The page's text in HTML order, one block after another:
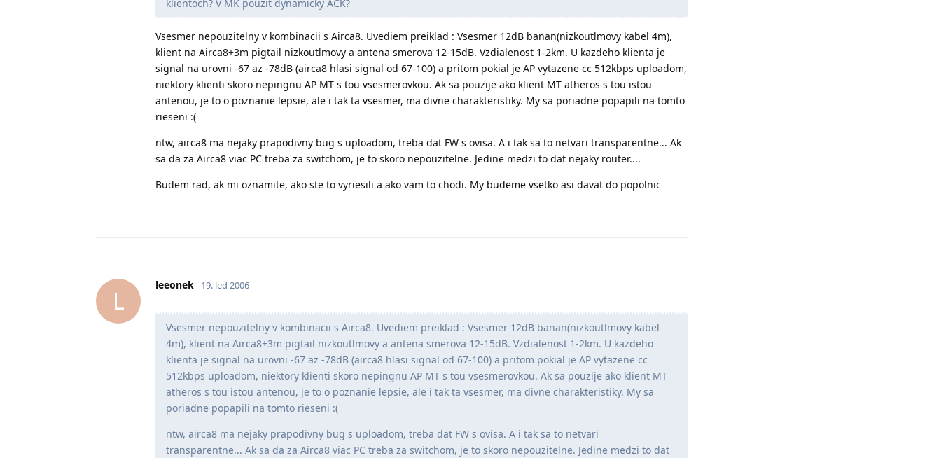
klientoch? V MK pouzit dynamicky ACK?
Vsesmer nepouzitelny v kombinacii s Airca8. Uvediem preiklad : Vsesmer 12dB banan(nizkoutlmovy kabel 4m),
klient na Airca8+3m pigtail nizkoutlmovy a antena smerova 12-15dB. Vzdialenost 1-2km. U kazdeho klienta je
signal na urovni -67 az -78dB (airca8 hlasi signal od 67-100) a pritom pokial je AP vytazene cc 512kbps uploadom,
niektory klienti skoro nepingnu AP MT s tou vsesmerovkou. Ak sa pouzije ako klient MT atheros s tou istou
antenou, je to o poznanie lepsie, ale i tak ta vsesmer, ma divne charakteristiky. My sa poriadne popapili na tomto
rieseni :(
ntw, airca8 ma nejaky prapodivny bug s uploadom, treba dat FW s ovisa. A i tak sa to netvari transparentne... Ak
sa da za Airca8 viac PC treba za switchom, je to skoro nepouzitelne. Jedine medzi to dat nejaky router....
Budem rad, ak mi oznamite, ako ste to vyriesili a ako vam to chodi. My budeme vsetko asi davat do popolnic
L
leeonek 19. led 2006
Vsesmer nepouzitelny v kombinacii s Airca8. Uvediem preiklad : Vsesmer 12dB banan(nizkoutlmovy kabel
4m), klient na Airca8+3m pigtail nizkoutlmovy a antena smerova 12-15dB. Vzdialenost 1-2km. U kazdeho
klienta je signal na urovni -67 az -78dB (airca8 hlasi signal od 67-100) a pritom pokial je AP vytazene cc
512kbps uploadom, niektory klienti skoro nepingnu AP MT s tou vsesmerovkou. Ak sa pouzije ako klient MT
atheros s tou istou antenou, je to o poznanie lepsie, ale i tak ta vsesmer, ma divne charakteristiky. My sa
poriadne popapili na tomto rieseni :(
ntw, airca8 ma nejaky prapodivny bug s uploadom, treba dat FW s ovisa. A i tak sa to netvari
transparentne... Ak sa da za Airca8 viac PC treba za switchom, je to skoro nepouzitelne. Jedine medzi to dat